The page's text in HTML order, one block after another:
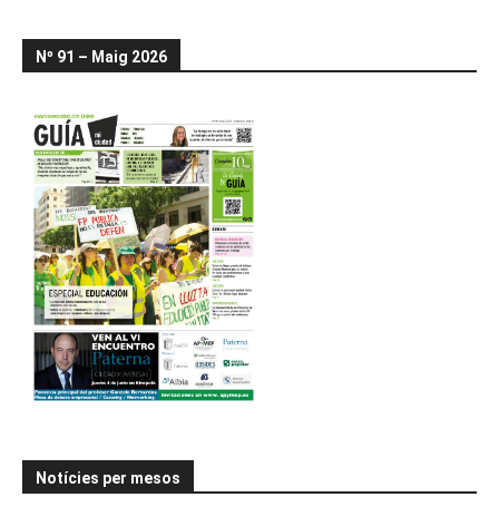
Nº 91 – Maig 2026
Notícies per mesos